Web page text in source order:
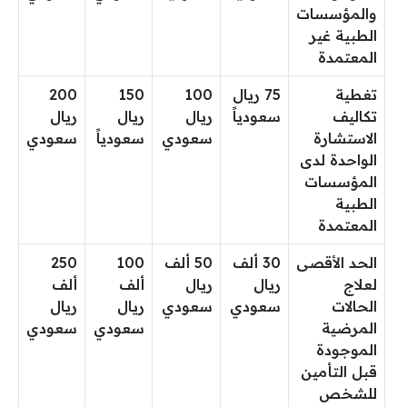
والمؤسسات
الطبية غير
المعتمدة
تغطية
تكاليف
الاستشارة
الواحدة لدى
المؤسسات
الطبية
المعتمدة
75 ريال
سعودياً
100
ريال
سعودي
150
ريال
سعودياً
200
ريال
سعودي
الحد الأقصى
لعلاج
الحالات
المرضية
الموجودة
قبل التأمين
للشخص
30 ألف
ريال
سعودي
50 ألف
ريال
سعودي
100
ألف
ريال
سعودي
250
ألف
ريال
سعودي